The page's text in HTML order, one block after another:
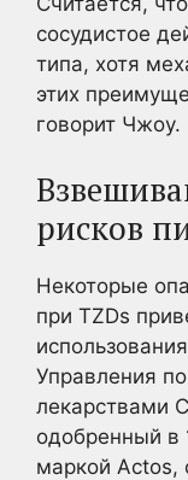
сосудистое
типа, хотя
этих
говорит Чжоу.
рисков
Некоторые
при TZDs
Управления
лекарствами
одобренный в
маркой Actos,